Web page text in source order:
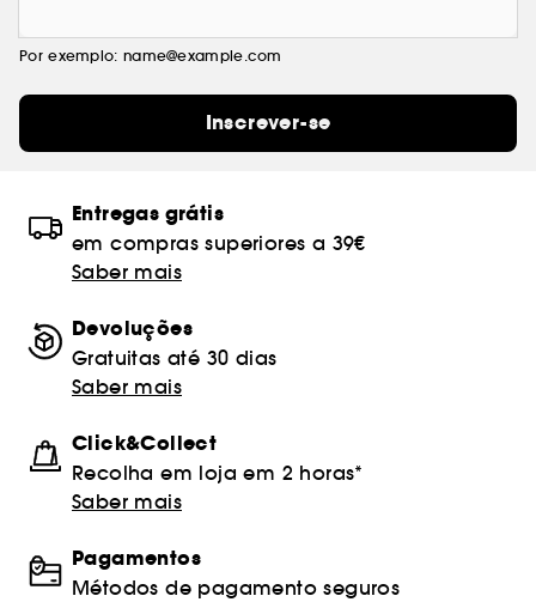
Por exemplo: name@example.com
Inscrever-se
Entregas grátis
em compras superiores a 39€
Saber mais
Devoluções
Gratuitas até 30 dias
Saber mais
Click&Collect
Recolha em loja em 2 horas*
Saber mais
Pagamentos
Métodos de pagamento seguros